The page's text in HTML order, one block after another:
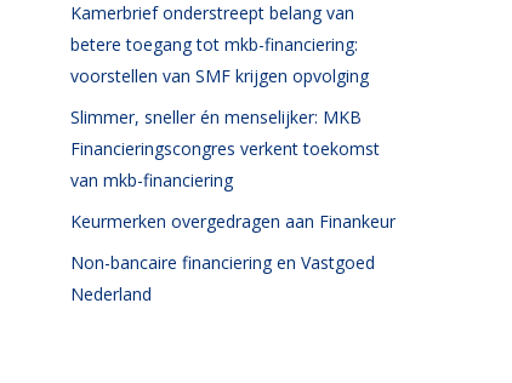
Kamerbrief onderstreept belang van
betere toegang tot mkb-financiering:
voorstellen van SMF krijgen opvolging
Slimmer, sneller én menselijker: MKB
Financieringscongres verkent toekomst
van mkb-financiering
Keurmerken overgedragen aan Finankeur
Non-bancaire financiering en Vastgoed
Nederland